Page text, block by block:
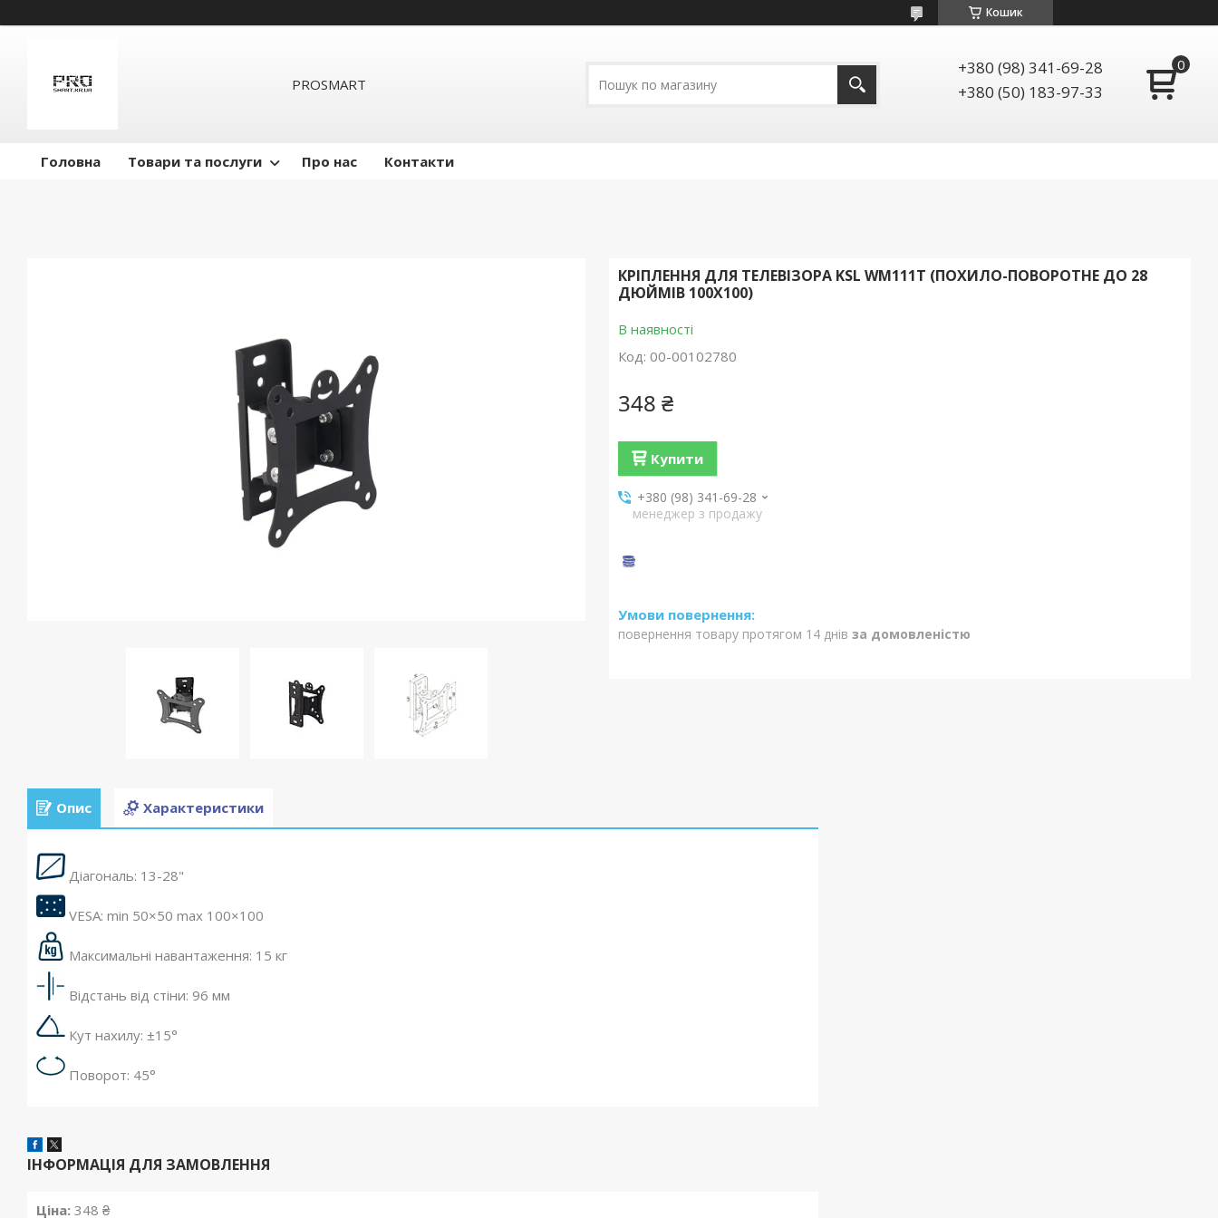
Кошик
PROSMART
+380 (98) 341-69-28
+380 (50) 183-97-33
Головна Товари та послуги Про нас Контакти
КРІПЛЕННЯ ДЛЯ ТЕЛЕВІЗОРА KSL WM111T (ПОХИЛО-ПОВОРОТНЕ ДО 28
ДЮЙМІВ 100X100)
В наявності
Код: 00-00102780
348 ₴
Купити
+380 (98) 341-69-28
менеджер з продажу
повернення товару протягом 14 днів за домовленістю
Опис Характеристики
Діагональ: 13-28"
VESA: min 50×50 max 100×100
Максимальні навантаження: 15 кг
Відстань від стіни: 96 мм
Кут нахилу: ±15°
Поворот: 45°
ІНФОРМАЦІЯ ДЛЯ ЗАМОВЛЕННЯ
Ціна: 348 ₴